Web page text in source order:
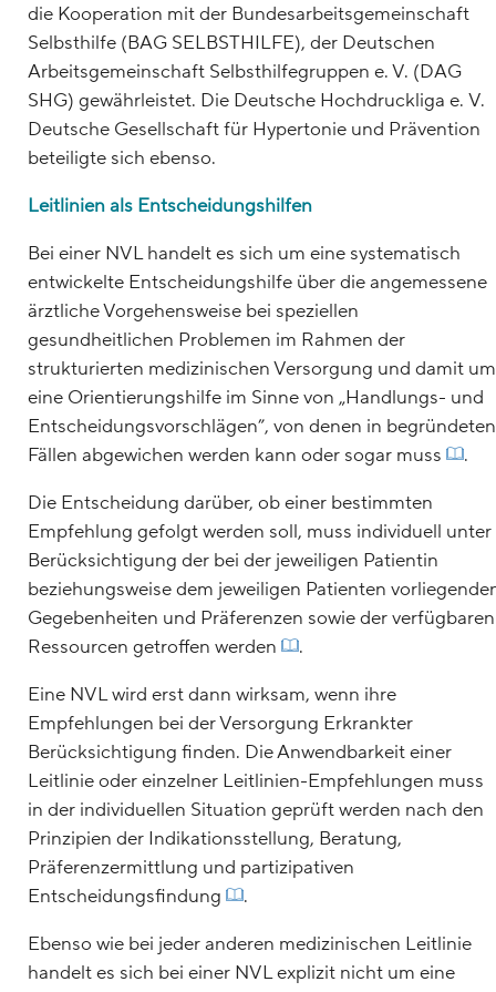
die Kooperation mit der Bundesarbeitsgemeinschaft
Selbsthilfe (BAG SELBSTHILFE), der Deutschen
Arbeitsgemeinschaft Selbsthilfegruppen e. V. (DAG
SHG) gewährleistet. Die Deutsche Hochdruckliga e. V.
Deutsche Gesellschaft für Hypertonie und Prävention
beteiligte sich ebenso.
Leitlinien als Entscheidungshilfen
Bei einer NVL handelt es sich um eine systematisch
entwickelte Entscheidungshilfe über die angemessene
ärztliche Vorgehensweise bei speziellen
gesundheitlichen Problemen im Rahmen der
strukturierten medizinischen Versorgung und damit um
eine Orientierungshilfe im Sinne von „Handlungs- und
Entscheidungsvorschlägen”, von denen in begründeten
Fällen abgewichen werden kann oder sogar muss
.
Die Entscheidung darüber, ob einer bestimmten
Empfehlung gefolgt werden soll, muss individuell unter
Berücksichtigung der bei der jeweiligen Patientin
beziehungsweise dem jeweiligen Patienten
Gegebenheiten und Präferenzen sowie der verfügbaren
Ressourcen getroffen werden
.
Eine NVL wird erst dann wirksam, wenn ihre
Empfehlungen bei der Versorgung Erkrankter
Berücksichtigung finden. Die Anwendbarkeit einer
Leitlinie oder einzelner Leitlinien-Empfehlungen muss
in der individuellen Situation geprüft werden nach den
Prinzipien der Indikationsstellung, Beratung,
Präferenzermittlung und partizipativen
Entscheidungsfindung
.
Ebenso wie bei jeder anderen medizinischen Leitlinie
handelt es sich bei einer NVL explizit nicht um eine